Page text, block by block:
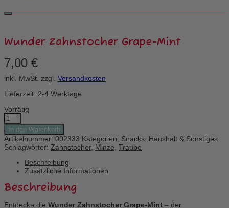
Wunder Zahnstocher Grape-Mint
7,00 €
inkl. MwSt. zzgl. Versandkosten
Lieferzeit: 2-4 Werktage
Vorrätig
Wunder
Zahnstocher
Grape-
Mint
Menge
In den Warenkorb
Artikelnummer: 002333 Kategorien: Snacks Haushalt & Sonstiges
Schlagwörter: Zahnstocher, Minze Traube
Beschreibung
Zusätzliche Informationen
Beschreibung
Entdecke die Wunder Zahnstocher Grape-Mint – der